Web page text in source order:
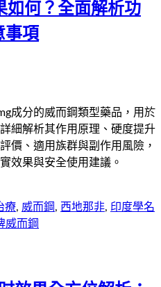
如何？全面解析功
事項
成分的威而鋼類型藥品，用於
細解析其作用原理、硬度提升
價、適用族群與副作用風險，
效果與安全使用建議。
療, 威而鋼, 西地那非, 印度學名
威而鋼